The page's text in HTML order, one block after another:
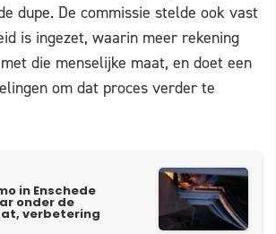
dupe. De commissie stelde ook vast
is ingezet, waarin meer rekening
die menselijke maat, en doet een
om dat proces verder te
in Enschede
onder de
verbetering